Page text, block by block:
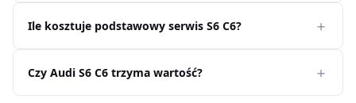
Ile kosztuje podstawowy serwis S6 C6?
Czy Audi S6 C6 trzyma wartość?